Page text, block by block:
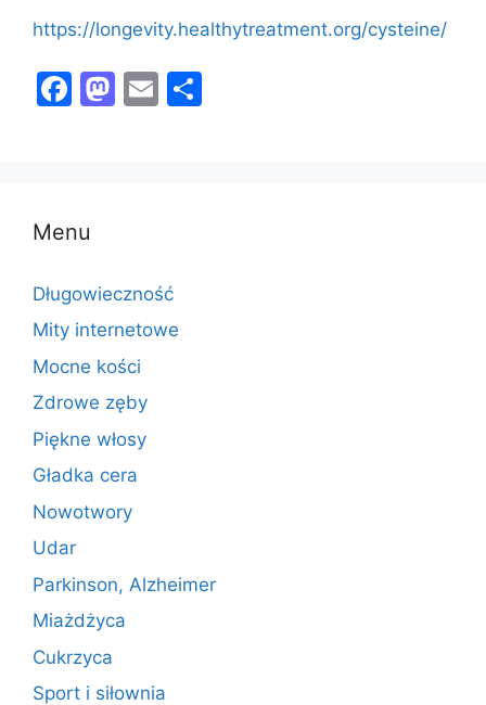
https://longevity.healthytreatment.org/cysteine/
F
b
o
k
M
n
E
Menu
Długowieczność
Mity internetowe
Mocne kości
Zdrowe zęby
Piękne włosy
Gładka cera
Nowotwory
Udar
Parkinson, Alzheimer
Miażdżyca
Cukrzyca
Sport i siłownia